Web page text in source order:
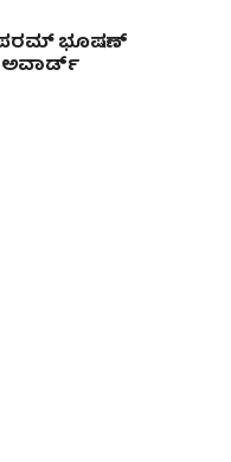
‘ಪರಮ್ ಭೂಷಣ್
ಅವಾರ್ಡ್